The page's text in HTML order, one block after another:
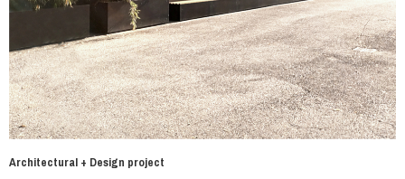
Architectural + Design project